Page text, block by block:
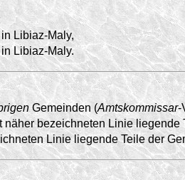
Libiaz-Maly,
Libiaz-Maly.
Gemeinden (Amtskommissar-
bezeichneten Linie liegende
Linie liegende Teile der